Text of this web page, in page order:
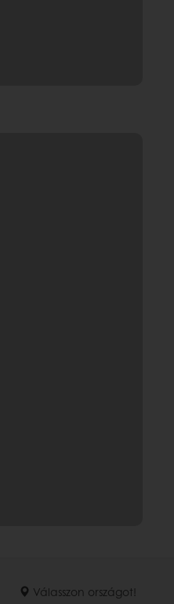
Válasszon országot!